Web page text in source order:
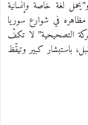
لغة خاصة وإنسانية
مظاهره في شوارع سوريا
التصحيحية” لا تكفّ
باستبشار كبير وتيقّظ